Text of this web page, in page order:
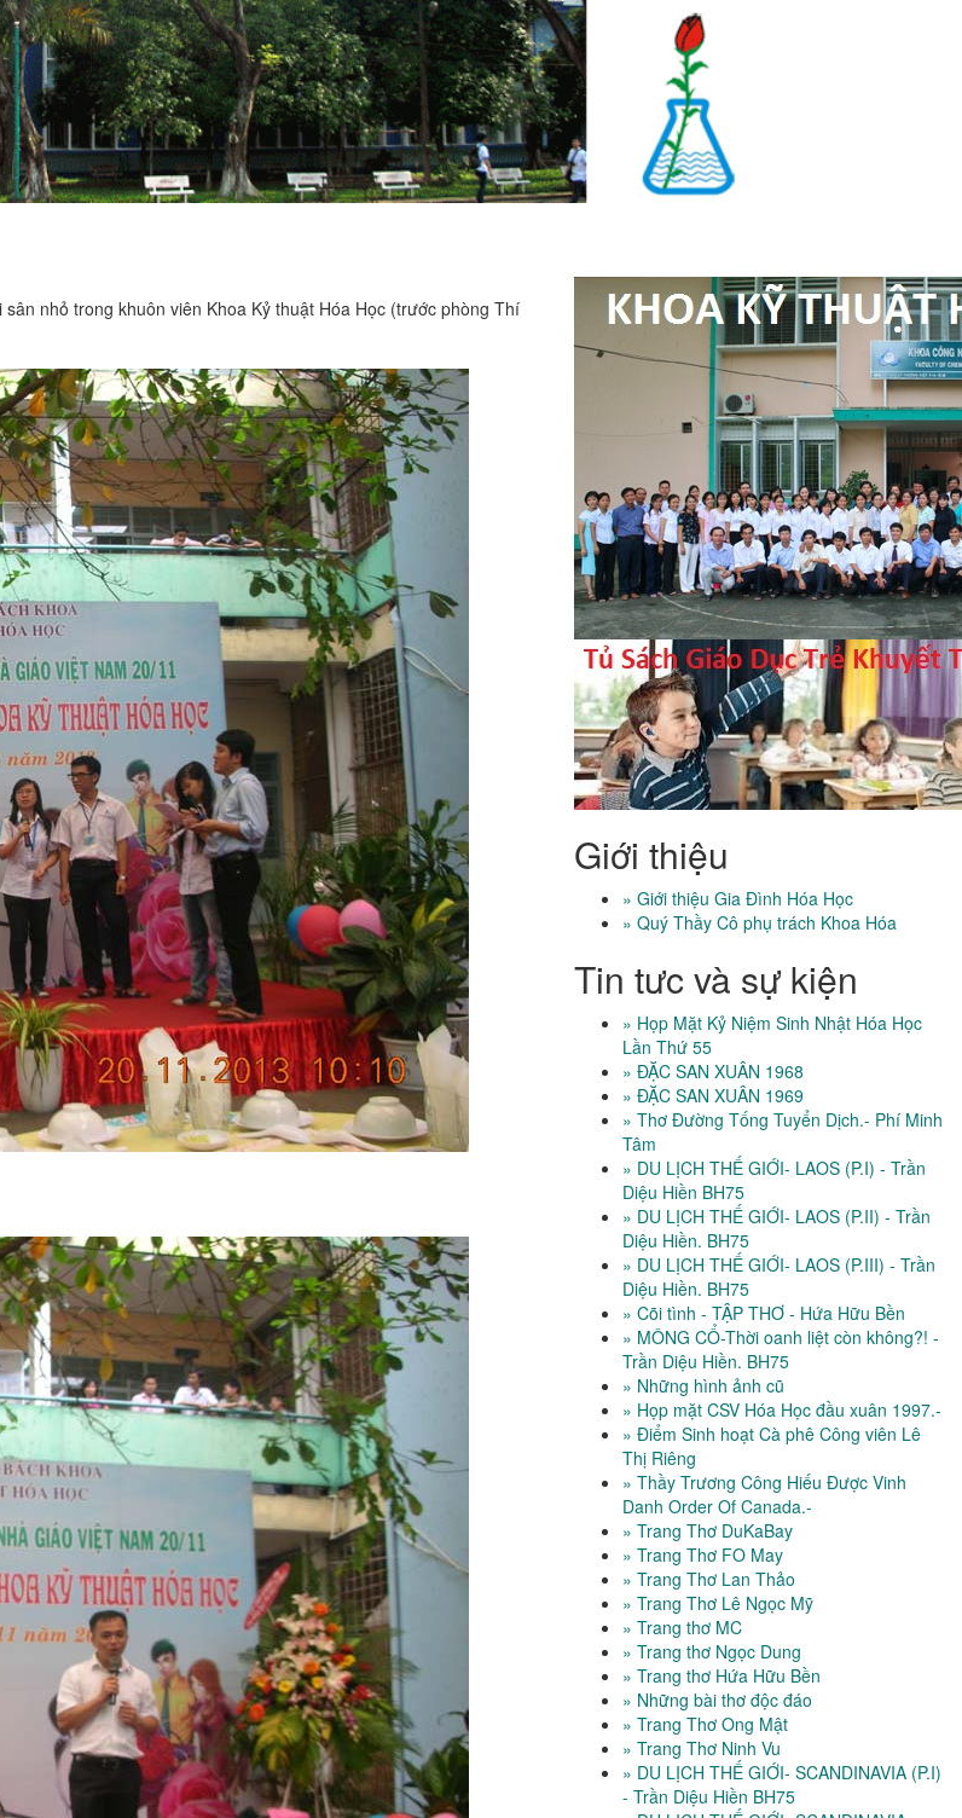
nhỏ trong khuôn viên Khoa Kỷ thuật Hóa Học (trước phòng Thí
Giới thiệu
» Giới thiệu Gia Đình Hóa Học
» Quý Thầy Cô phụ trách Khoa Hóa
Tin tưc và sự kiện
» Họp Mặt Kỷ Niệm Sinh Nhật Hóa Học
Lần Thứ 55
» ĐẶC SAN XUÂN 1968
» ĐẶC SAN XUÂN 1969
» Thơ Đường Tống Tuyển Dịch.- Phí Minh
Tâm
» DU LỊCH THẾ GIỚI- LAOS (P.I) - Trần
Diệu Hiền BH75
» DU LỊCH THẾ GIỚI- LAOS (P.II) - Trần
Diệu Hiền. BH75
» DU LỊCH THẾ GIỚI- LAOS (P.III) - Trần
Diệu Hiền. BH75
» Cõi tình - TẬP THƠ - Hứa Hữu Bền
» MÔNG CỔ-Thời oanh liệt còn không?! -
Trần Diệu Hiền. BH75
» Những hình ảnh cũ
» Họp mặt CSV Hóa Học đầu xuân 1997.-
» Điểm Sinh hoạt Cà phê Công viên Lê
Thị Riêng
» Thầy Trương Công Hiếu Được Vinh
Danh Order Of Canada.-
» Trang Thơ DuKaBay
» Trang Thơ FO May
» Trang Thơ Lan Thảo
» Trang Thơ Lê Ngọc Mỹ
» Trang thơ MC
» Trang thơ Ngọc Dung
» Trang thơ Hứa Hữu Bền
» Những bài thơ độc đáo
» Trang Thơ Ong Mật
» Trang Thơ Ninh Vu
» DU LỊCH THẾ GIỚI- SCANDINAVIA (P.I)
- Trần Diệu Hiền BH75